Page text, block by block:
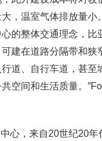
，温室气体排放量小
的整体交通理念，比
建在道路分隔带和狭
道、自行车道，甚至
空间和生活质量。
心，来自20世纪20年